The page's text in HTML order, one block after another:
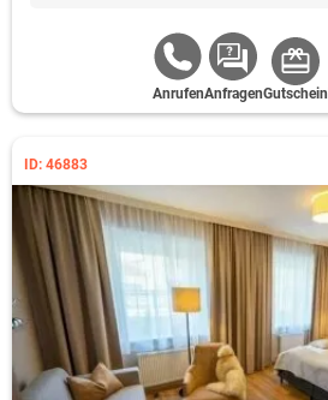
AnrufenAnfragenGutschein
ID: 46883